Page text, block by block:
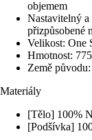
objemem
Nastavitelný a
přizpůsobené
Velikost: One
Hmotnost:
Země
Materiály
[Tělo] 100%
[Podšívka]